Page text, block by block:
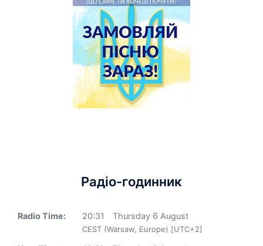
Радіо-годинник
Radio Time: 20:31 Thursday 6 August
CEST (Warsaw, Europe) [UTC+2]